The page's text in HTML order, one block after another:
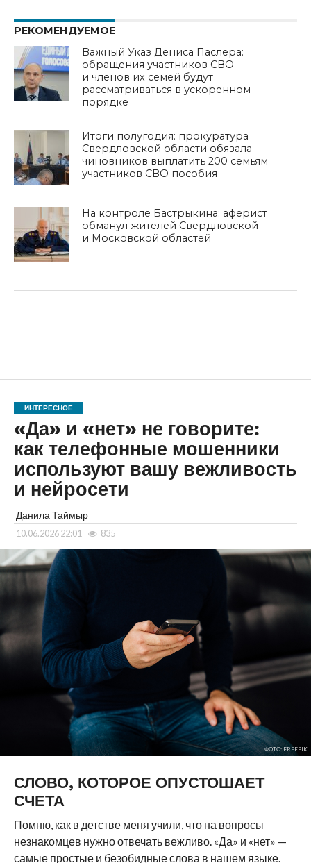
РЕКОМЕНДУЕМОЕ
Важный Указ Дениса Паслера:
обращения участников СВО
и членов их семей будут
рассматриваться в ускоренном
порядке
Итоги полугодия: прокуратура
Свердловской области обязала
чиновников выплатить 200 семьям
участников СВО пособия
На контроле Бастрыкина: аферист
обманул жителей Свердловской
и Московской областей
ИНТЕРЕСНОЕ
«Да» и «нет» не говорите:
как телефонные мошенники
используют вашу вежливость
и нейросети
Данила Таймыр
10.06.2026 22:01 835
ФОТО: FREEPIK
СЛОВО, КОТОРОЕ ОПУСТОШАЕТ
СЧЕТА
Помню, как в детстве меня учили, что на вопросы
незнакомцев нужно отвечать вежливо. «Да» и «нет» —
самые простые и безобидные слова в нашем языке.